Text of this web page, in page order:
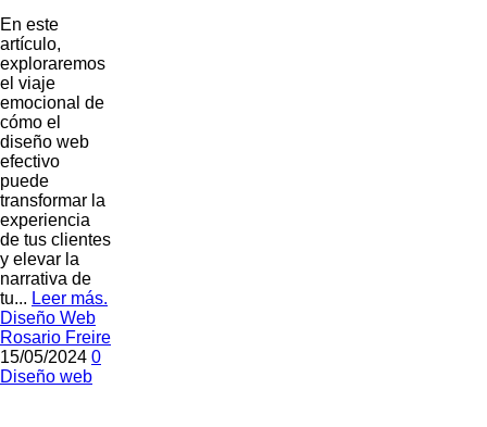
En este
artículo,
exploraremos
el viaje
emocional de
cómo el
diseño web
efectivo
puede
transformar la
experiencia
de tus clientes
y elevar la
narrativa de
tu... Leer más.
Diseño Web
Rosario Freire
15/05/2024 0
Diseño web